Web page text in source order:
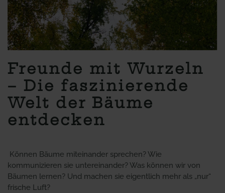
Freunde mit Wurzeln
– Die faszinierende
Welt der Bäume
entdecken
Können Bäume miteinander sprechen? Wie
kommunizieren sie untereinander? Was können wir von
Bäumen lernen? Und machen sie eigentlich mehr als „nur“
frische Luft?